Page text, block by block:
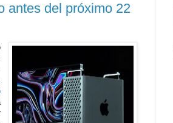
antes del próximo 22